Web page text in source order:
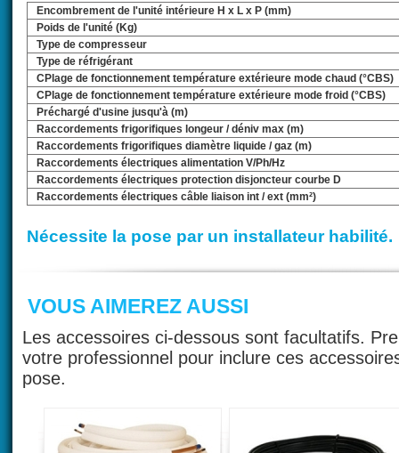
Encombrement de l'unité intérieure H x L x P (mm)
Poids de l'unité (Kg)
Type de compresseur
Type de réfrigérant
CPlage de fonctionnement température extérieure mode chaud (°CBS)
CPlage de fonctionnement température extérieure mode froid (°CBS)
Préchargé d'usine jusqu'à (m)
Raccordements frigorifiques longeur / déniv max (m)
Raccordements frigorifiques diamètre liquide / gaz (m)
Raccordements électriques alimentation V/Ph/Hz
Raccordements électriques protection disjoncteur courbe D
Raccordements électriques câble liaison int / ext (mm²)
Nécessite la pose par un installateur habilité.
VOUS AIMEREZ AUSSI
Les accessoires ci-dessous sont facultatifs.
votre professionnel pour inclure ces
pose.